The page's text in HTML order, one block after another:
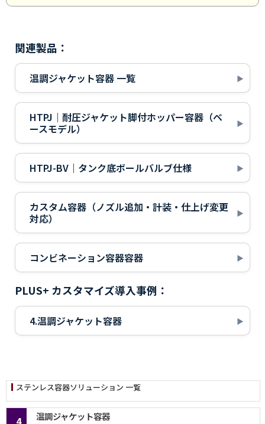
関連製品：
温調ジャケット容器 一覧
HTPJ｜耐圧ジャケット脚付ホッパー容器（ベ
ースモデル）
HTPJ-BV｜タンク底ボールバルブ仕様
カスタム容器（ノズル追加・計装・仕上げ変更
対応）
コンビネーション容器容器
PLUS+ カスタマイズ導入事例：
4.温調ジャケット容器
ステンレス容器ソリューション 一覧
温調ジャケット容器
4